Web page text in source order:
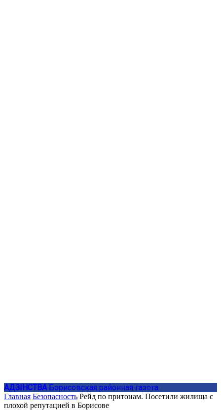
АДЗIНСТВА Борисовская районная газета
Главная Безопасность Рейд по притонам. Посетили жилища с
плохой репутацией в Борисове